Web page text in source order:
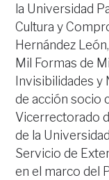
la Universidad
Cultura y
Hernández
Mil Formas de
Invisibilidades y
de acción socio
Vicerrectorado
de la
Servicio de
en el marco del